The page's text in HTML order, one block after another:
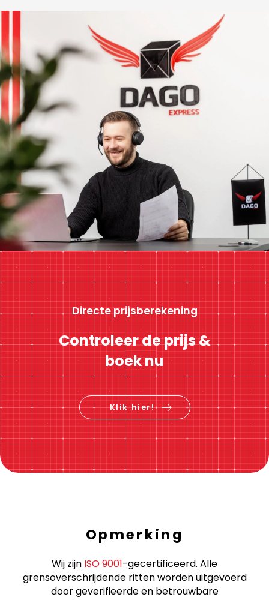
Directe prijsberekening
Controleer de prijs &
boek nu
Klik hier!
Opmerking
Wij zijn ISO 9001-gecertificeerd. Alle
grensoverschrijdende ritten worden uitgevoerd
door geverifieerde en betrouwbare